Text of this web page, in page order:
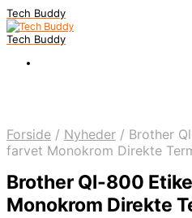
Tech Buddy
Tech Buddy
Forside / Nyheder / Brother
farvet Monokrom Direkte
Brother Ql-800
Monokrom Direkte